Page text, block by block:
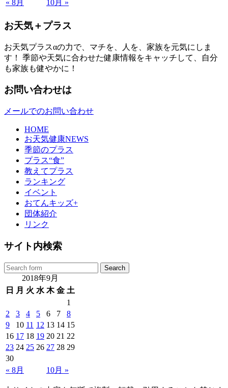
« 8月 10月 »
お天気＋プラス
お天気プラスαの力で、マチを、人を、家族を元気にしま
す！ 季節や天気に合わせた健康情報をキャッチして、自分
も家族も健やかに！
お問い合わせは
メールでのお問い合わせ
HOME
お天気健康NEWS
季節のプラス
プラス“食”
教えてプラス
ランキング
イベント
おてんキッズ+
団体紹介
リンク
サイト内検索
2018年9月
日
月 火 水 木 金 土
« 8月 10月 »
1
2
3 4 5 6 7
8
9
10 11 12 13 14 15
16 17 18 19 20 21 22
23 24 25 26 27 28 29
30